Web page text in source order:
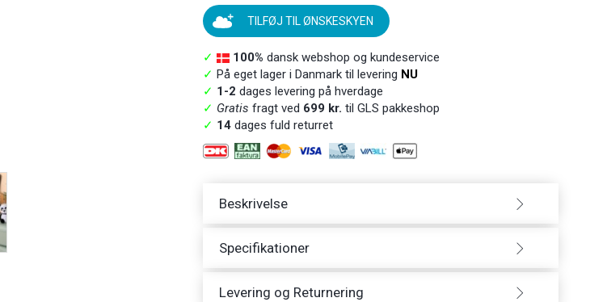
TILFØJ TIL ØNSKESKYEN
✓ 100% dansk webshop og kundeservice
✓ På eget lager i Danmark til levering NU
✓ 1-2 dages levering på hverdage
✓ Gratis fragt ved 699 kr. til GLS pakkeshop
✓ 14dages fuld returret
Beskrivelse
Specifikationer
Levering og Returnering